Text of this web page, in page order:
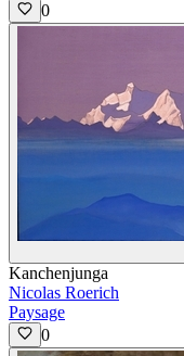
0
Kanchenjunga
Nicolas Roerich
Paysage
0